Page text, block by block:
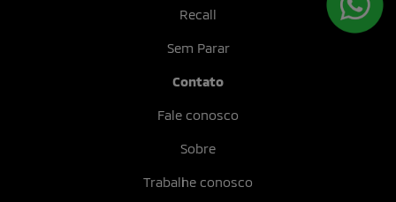
Recall
Sem Parar
Contato
Fale conosco
Sobre
Trabalhe conosco